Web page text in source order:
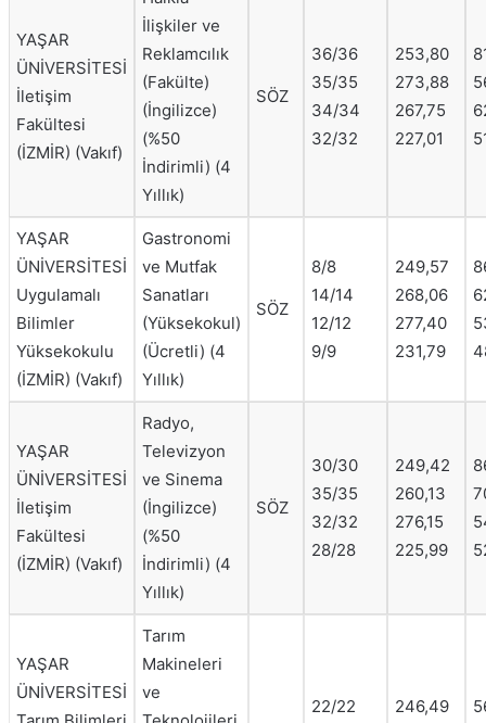
YAŞAR
ÜNİVERSİTESİ
İletişim
Fakültesi
(İZMİR) (Vakıf)
İlişkiler ve
Reklamcılık
(Fakülte)
(İngilizce)
(%50
İndirimli) (4
Yıllık)
SÖZ
36/36
35/35
34/34
32/32
253,80
273,88
267,75
227,01
YAŞAR
ÜNİVERSİTESİ
Uygulamalı
Bilimler
Yüksekokulu
(İZMİR) (Vakıf)
Gastronomi
ve Mutfak
Sanatları
(Yüksekokul)
(Ücretli) (4
Yıllık)
SÖZ
8/8
14/14
12/12
9/9
249,57
268,06
277,40
231,79
YAŞAR
ÜNİVERSİTESİ
İletişim
Fakültesi
(İZMİR) (Vakıf)
Radyo,
Televizyon
ve Sinema
(İngilizce)
(%50
İndirimli) (4
Yıllık)
SÖZ
30/30
35/35
32/32
28/28
249,42
260,13
276,15
225,99
YAŞAR
ÜNİVERSİTESİ
Tarım
Makineleri
ve
22/22
246,49